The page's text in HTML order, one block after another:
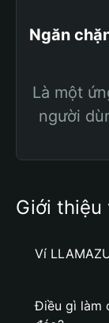
Ngăn
Là một
người
Giới thiệu
Ví
Điều gì làm